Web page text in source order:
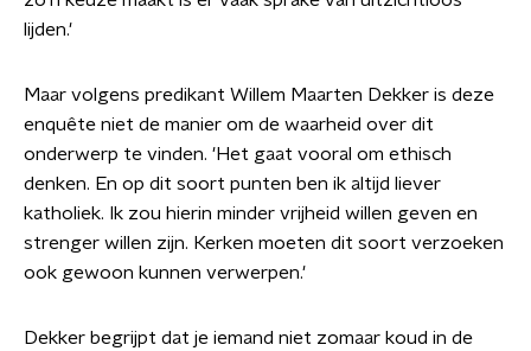
lijden.'
Maar volgens predikant Willem Maarten Dekker is deze
enquête niet de manier om de waarheid over dit
onderwerp te vinden. 'Het gaat vooral om ethisch
denken. En op dit soort punten ben ik altijd liever
katholiek. Ik zou hierin minder vrijheid willen geven en
strenger willen zijn. Kerken moeten dit soort verzoeken
ook gewoon kunnen verwerpen.'
Dekker begrijpt dat je iemand niet zomaar koud in de